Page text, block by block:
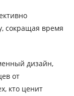
сокращая время
дизайн,
от
кто ценит